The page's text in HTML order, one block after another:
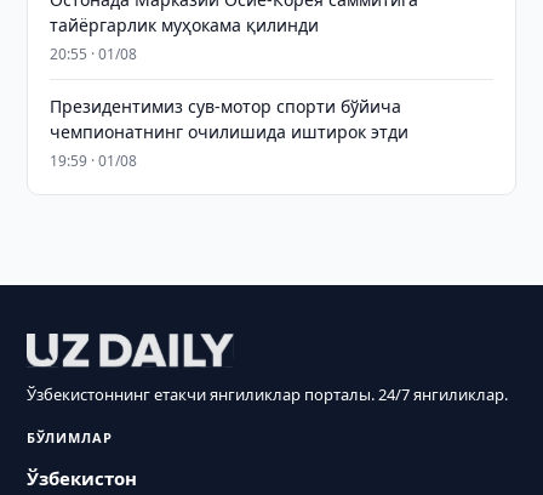
тайёргарлик муҳокама қилинди
20:55 · 01/08
Президентимиз сув-мотор спорти бўйича
чемпионатнинг очилишида иштирок этди
19:59 · 01/08
Ўзбекистоннинг етакчи янгиликлар порталы. 24/7 янгиликлар.
БЎЛИМЛАР
Ўзбекистон